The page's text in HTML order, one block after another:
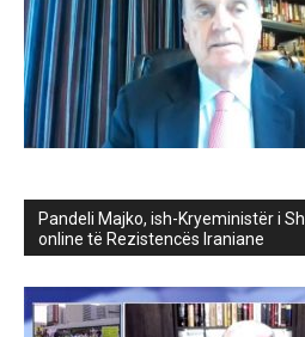
Pandeli Majko, ish-Kryeministër i
online të Rezistencës Iraniane